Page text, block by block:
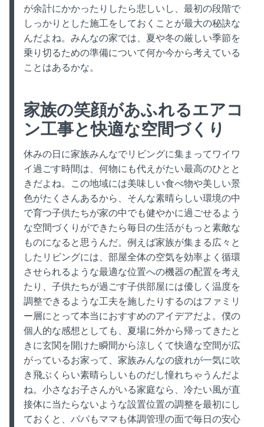
が余計にかかったりしたら悲しいし、最初の段階で
しっかりとした施工をしておくことが最大の秘訣な
んだよね。みんなの家では、夏や冬の厳しい季節を
乗り切るための準備について何か今から考えている
ことはあるかな。
家族の笑顔があふれるエアコ
ン工事と快適な空間づくり
休みの日に家族みんなでリビングに集まってワイワ
イ過ごす時間は、何物にも代えがたい最高のひとと
きだよね。この地域には美味しい食べ物や美しい景
色がたくさんあるから、そんな素晴らしい環境の中
で育つ子供たちが家の中でも健やかに過ごせるよう
な空間づくりができたら毎日の生活がもっと素敵な
ものになると思うんだ。例えば家族が集まる広々と
したリビングには、部屋全体の空気を効率よく循環
させられるような最適な位置への機器の配置を考え
たり、子供たちが過ごす子供部屋には優しく温度を
調整できるような工夫を施したりするのはファミリ
ー層にとって本当におすすめのアイデアだよ。僕の
個人的な感想としても、夏場に外から帰ってきたと
きに玄関を開けた瞬間から涼しくて快適な空間が広
がっているお家って、家族みんなの疲れが一気に吹
き飛ぶくらい素晴らしいものだし憧れちゃうんだよ
ね。小さなお子さんがいる家庭なら、冷たい風が直
接体に当たらないような設置位置の調整を最初にし
ておくと、パパもママも体調管理の面で毎日の安心